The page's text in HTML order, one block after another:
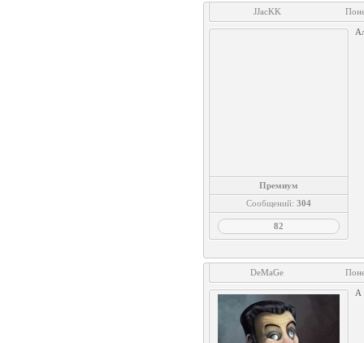
JJacKK
Премиум
Сообщений: 304
82
DeMaGe
А